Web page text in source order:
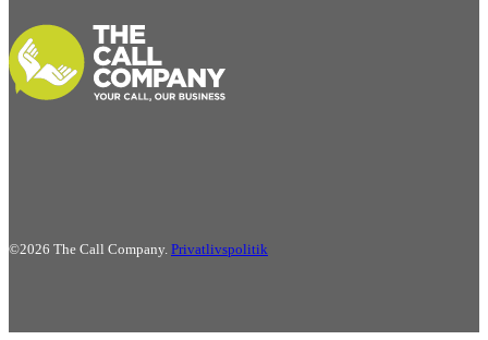
©2026 The Call Company. Privatlivspolitik